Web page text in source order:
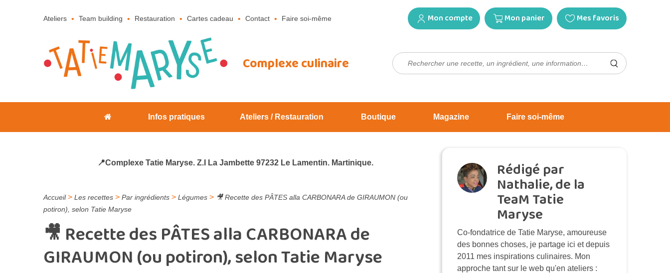
Ateliers Team building Restauration Cartes cadeau Contact Faire soi-même Mon compte Mon panier Mes favoris
Complexe culinaire Rechercher :
Infos pratiques Ateliers / Restauration Boutique Magazine Faire soi-même
📍Complexe Tatie Maryse. Z.I La Jambette 97232 Le Lamentin. Martinique.
Accueil> Les recettes > Par ingrédients > Légumes > 🎥 Recette des PÂTES alla CARBONARA de GIRAUMON (ou
potiron), selon Tatie Maryse
🎥 Recette des PÂTES alla CARBONARA de
GIRAUMON (ou potiron), selon Tatie Maryse
Rédigé par
Nathalie, de la
TeaM Tatie
Maryse
Co-fondatrice de Tatie Maryse, amoureuse
des bonnes choses, je partage ici et depuis
2011 mes inspirations culinaires. Mon
approche tant sur le web qu'en ateliers :